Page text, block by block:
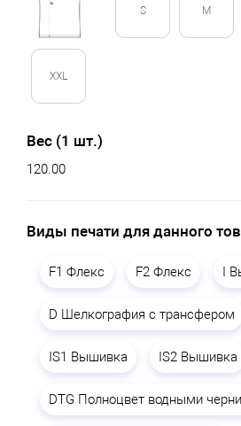
S M
XXL
Вес (1 шт.)
120.00
Виды печати для данного
F1 Флекс F2 Флекс I
D Шелкография с трансфером
IS1 Вышивка IS2 Вышивка
DTG Полноцвет водными